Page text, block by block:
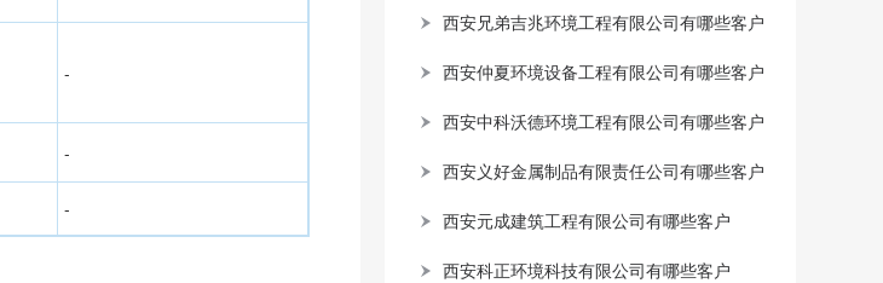
-
-
-
西安兄弟吉兆环境工程有限公司有哪些客户
西安仲夏环境设备工程有限公司有哪些客户
西安中科沃德环境工程有限公司有哪些客户
西安义好金属制品有限责任公司有哪些客户
西安元成建筑工程有限公司有哪些客户
西安科正环境科技有限公司有哪些客户